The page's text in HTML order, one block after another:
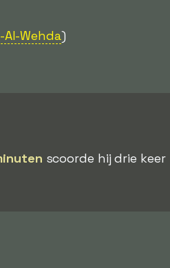
-Al-Wehda)
scoorde hij drie keer